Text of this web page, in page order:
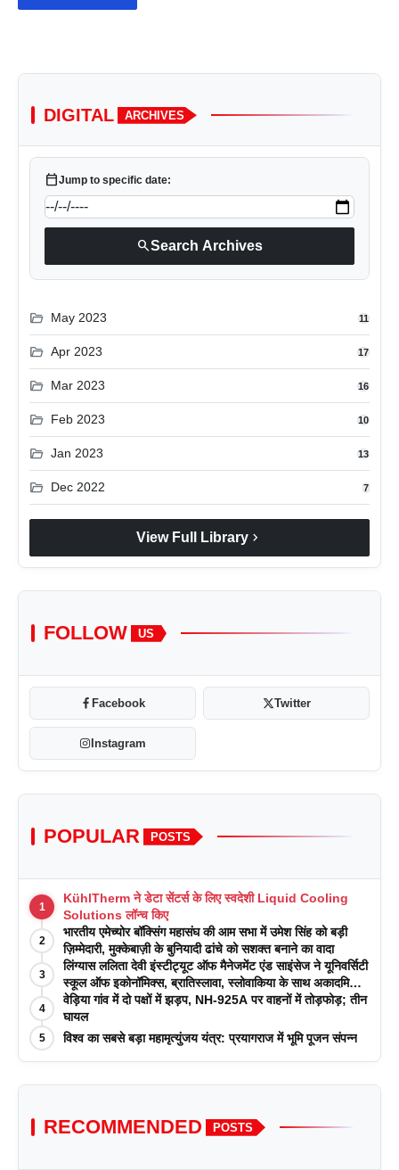
DIGITAL ARCHIVES
calendar_todayJump to specific date:
searchSearch Archives
folder_open May 2023 11
folder_open Apr 2023 17
folder_open Mar 2023 16
folder_open Feb 2023 10
folder_open Jan 2023 13
folder_open Dec 2022 7
View Full Library chevron_right
FOLLOW US
Facebook Twitter
Instagram
POPULAR POSTS
1
KühlTherm ने डेटा सेंटर्स के लिए स्वदेशी Liquid Cooling
Solutions लॉन्च किए
2
भारतीय एमेच्योर बॉक्सिंग महासंघ की आम सभा में उमेश सिंह को बड़ी
ज़िम्मेदारी, मुक्केबाज़ी के बुनियादी ढांचे को सशक्त बनाने का वादा
3
लिंग्यास ललिता देवी इंस्टीट्यूट ऑफ मैनेजमेंट एंड साइंसेज ने यूनिवर्सिटी
स्कूल ऑफ इकोनॉमिक्स, ब्रातिस्लावा, स्लोवाकिया के साथ अकादमिक
पत्रिकाओं में प्रकाशन रणनीतियों पर एक दिवसीय कार्यशाला का
आयोजन किया
4
वेड़िया गांव में दो पक्षों में झड़प, NH-925A पर वाहनों में तोड़फोड़; तीन
घायल
5 विश्व का सबसे बड़ा महामृत्युंजय यंत्र: प्रयागराज में भूमि पूजन संपन्न
RECOMMENDED POSTS